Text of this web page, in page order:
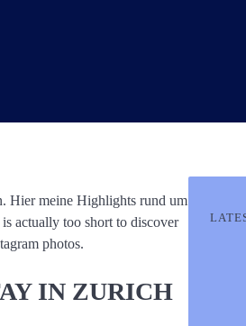
Hier meine Highlights rund um
actually too short to discover
photos.
IN ZURICH